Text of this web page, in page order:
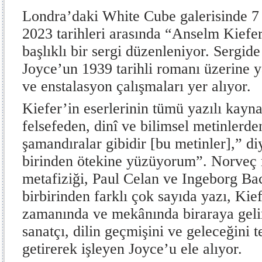
Londra’daki White Cube galerisinde
2023 tarihleri arasında “Anselm
başlıklı bir sergi düzenleniyor. Sergide
Joyce’un 1939 tarihli romanı üzerine
ve enstalasyon çalışmaları yer alıyor.
Kiefer’in eserlerinin tümü yazılı
felsefeden, dinî ve bilimsel
şamandıralar gibidir [bu metinler],”
birinden ötekine yüzüyorum”.
metafiziği, Paul Celan ve Ingeborg
birbirinden farklı çok sayıda yazı,
zamanında ve mekânında biraraya
sanatçı, dilin geçmişini ve geleceğini
getirerek işleyen Joyce’u ele alıyor.